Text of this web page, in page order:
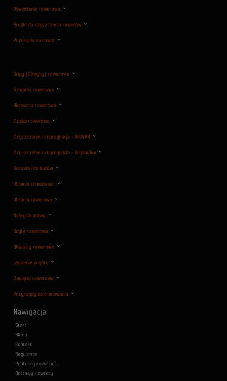
Oświetlenie rowerowe
Środki do czyszczenia rowerów
Przekąski na rower
Gripy (Chwyty) rowerowe
Dzwonki rowerowe
Akcesoria rowerowe
Części rowerowe
Czyszczenie i impregnacja - NIKWAX
Czyszczenie i impregnacja - OrganoTex
Saszetki do butów
Ubrania streetwear
Ubrania rowerowe
Nakrycia głowy
Gogle rowerowe
Oklulary rowerowe
Jedzenie w góry
Zapięcia rowerowe
Przyrządy do trenowania
Nawigacja
Start
Sklep
Kontakt
Regulamin
Polityka prywatności
Dostawy i zwroty